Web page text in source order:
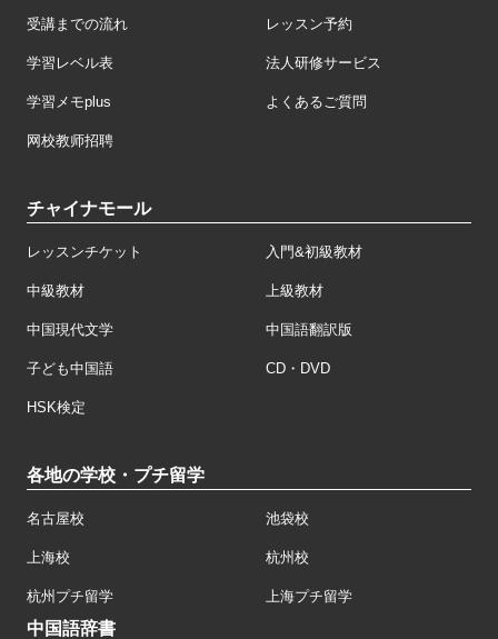
受講までの流れ レッスン予約
学習レベル表 法人研修サービス
学習メモplus よくあるご質問
网校教师招聘
チャイナモール
レッスンチケット 入門&初級教材
中級教材 上級教材
中国現代文学 中国語翻訳版
子ども中国語 CD・DVD
HSK検定
各地の学校・プチ留学
名古屋校 池袋校
上海校 杭州校
杭州プチ留学 上海プチ留学
中国語辞書